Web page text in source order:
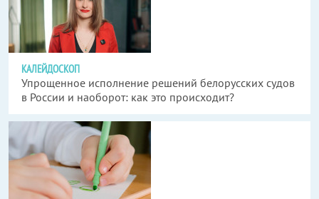
КАЛЕЙДОСКОП
Упрощенное исполнение решений белорусских судов
в России и наоборот: как это происходит?